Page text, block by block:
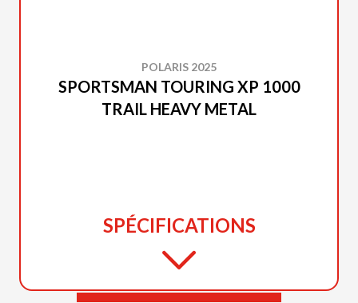
POLARIS 2025
SPORTSMAN TOURING XP 1000
TRAIL HEAVY METAL
SPÉCIFICATIONS